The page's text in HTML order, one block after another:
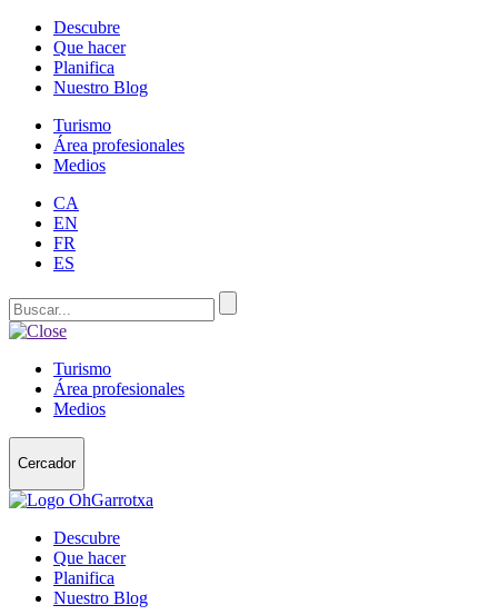
Descubre
Que hacer
Planifica
Nuestro Blog
Turismo
Área profesionales
Medios
CA
EN
FR
ES
Turismo
Área profesionales
Medios
Cercador
Descubre
Que hacer
Planifica
Nuestro Blog